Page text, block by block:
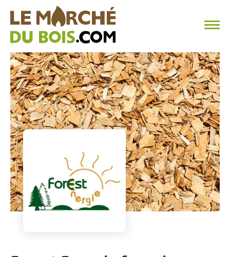
CHAUFFAGE AU BOIS
FAQ
CALCULER SA CONSOMMATION
TROUVER SON FOURNISSEUR
BLOG
ESPACE PRO